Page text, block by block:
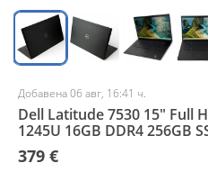
Добавена 06 авг, 16:41 ч.
Dell Latitude 7530 15" Full
1245U 16GB DDR4 256GB
379 €